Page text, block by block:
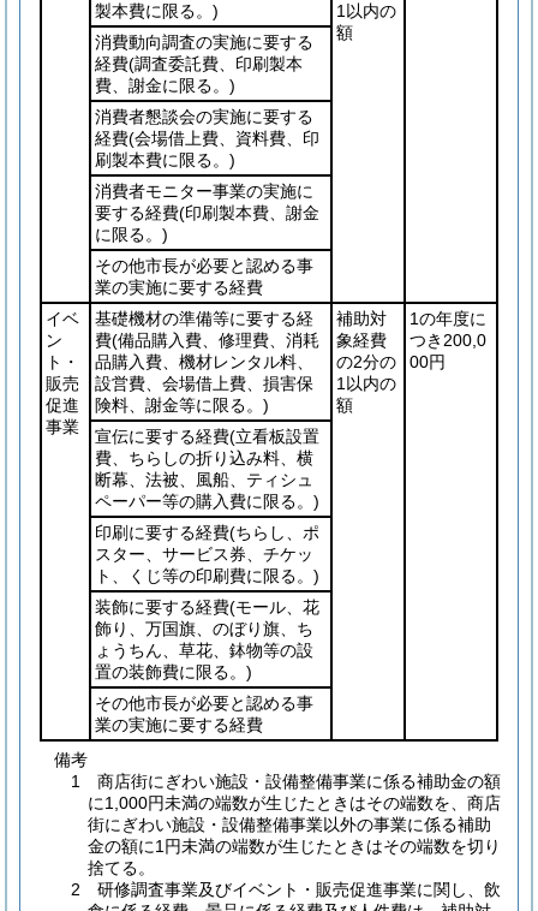
製本費に限る。)
1以内の
額
消費動向調査の実施に要する
経費(調査委託費、印刷製本
費、謝金に限る。)
消費者懇談会の実施に要する
経費(会場借上費、資料費、印
刷製本費に限る。)
消費者モニター事業の実施に
要する経費(印刷製本費、謝金
に限る。)
その他市長が必要と認める事
業の実施に要する経費
イベ
ン
ト・
販売
促進
事業
基礎機材の準備等に要する経
費(備品購入費、修理費、消耗
品購入費、機材レンタル料、
設営費、会場借上費、損害保
険料、謝金等に限る。)
補助対
象経費
の2分の
1以内の
額
1の年度に
つき200,0
00円
宣伝に要する経費(立看板設置
費、ちらしの折り込み料、横
断幕、法被、風船、ティシュ
ペーパー等の購入費に限る。)
印刷に要する経費(ちらし、ポ
スター、サービス券、チケッ
ト、くじ等の印刷費に限る。)
装飾に要する経費(モール、花
飾り、万国旗、のぼり旗、ち
ょうちん、草花、鉢物等の設
置の装飾費に限る。)
その他市長が必要と認める事
業の実施に要する経費
備考
1 商店街にぎわい施設・設備整備事業に係る補助金の額
に1,000円未満の端数が生じたときはその端数を、商店
街にぎわい施設・設備整備事業以外の事業に係る補助
金の額に1円未満の端数が生じたときはその端数を切り
捨てる。
2 研修調査事業及びイベント・販売促進事業に関し、飲